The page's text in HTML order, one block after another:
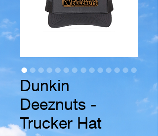
Dunkin
Deeznuts -
Trucker Hat